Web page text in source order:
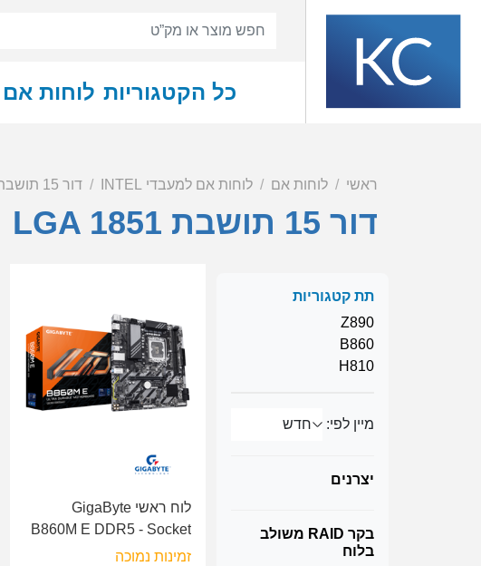
כל הקטגוריות לוחות אם
ראשי לוחות אם לוחות אם למעבדי INTEL דור 15 תושבת LGA 1851
דור 15 תושבת LGA 1851
תת קטגוריות
Z890
B860
H810
מיין לפי:
יצרנים
בקר RAID משולב
בלוח
לוח ראשי GigaByte
B860M E DDR5 - Socket
1851
זמינות נמוכה